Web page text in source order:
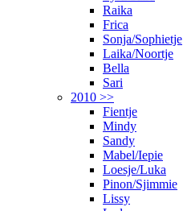
Raika
Frica
Sonja/Sophietje
Laika/Noortje
Bella
Sari
2010 >>
Fientje
Mindy
Sandy
Mabel/Iepie
Loesje/Luka
Pinon/Sjimmie
Lissy